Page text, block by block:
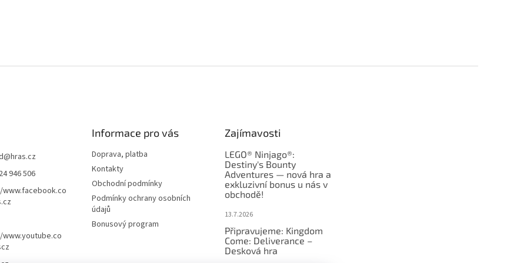
@hras.cz
946 506
Informace pro vás
Doprava, platba
Kontakty
Obchodní podmínky
Podmínky ochrany osobních
údajů
Bonusový program
Zajímavosti
LEGO® Ninjago®:
Destiny's Bounty
Adventures — nová hra a
exkluzivní bonus u nás v
obchodě!
13.7.2026
Připravujeme: Kingdom
Come: Deliverance –
Desková hra